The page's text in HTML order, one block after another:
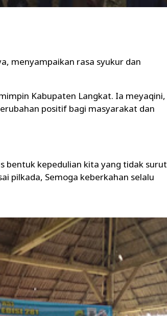
menyampaikan rasa syukur dan
Kabupaten Langkat. Ia meyaqini,
positif bagi masyarakat dan
bentuk kepedulian kita yang tidak surut
pilkada, Semoga keberkahan selalu